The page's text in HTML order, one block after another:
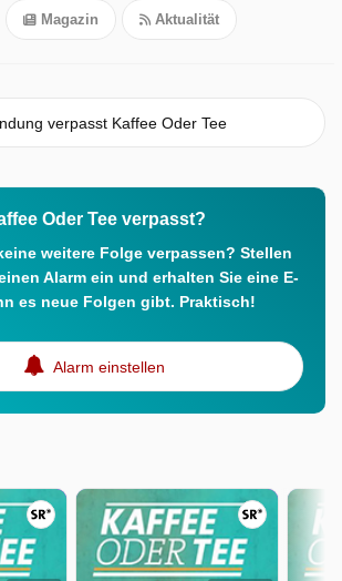
Magazin Aktualität
verpasst Kaffee Oder Tee
Oder Tee verpasst?
weitere Folge verpassen? Stellen
Alarm ein und erhalten Sie eine E-
es neue Folgen gibt. Praktisch!
Alarm einstellen